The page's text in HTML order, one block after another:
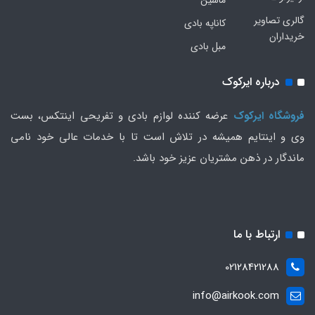
گالری تصاویر
خریداران
کاناپه بادی
مبل بادی
درباره ایرکوک
فروشگاه ایرکوک عرضه کننده لوازم بادی و تفریحی اینتکس، بست
وی و اینتایم همیشه در تلاش است تا با خدمات عالی خود نامی
ماندگار در ذهن مشتریان عزیز خود باشد.
ارتباط با ما
02128421288
info@airkook.com